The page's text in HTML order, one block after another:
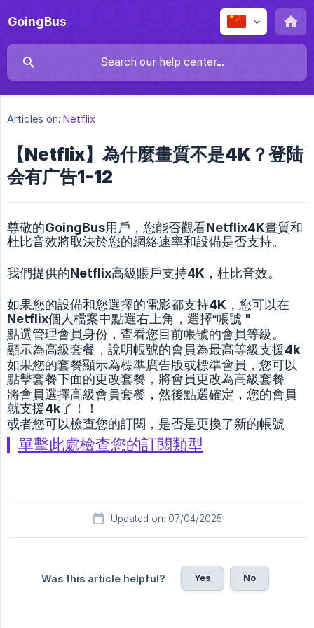
GoingBus
Articles on: Netflix
【Netflix】為什麼畫質不是4K？登陆
会有广告1-12
尊敬的GoingBus用戶，您能否觀看Netflix4K畫質和
杜比音效將取決於您的網絡速率和設備是否支持。
我們提供的Netflix高級賬戶支持4K，杜比音效。
如果您的設備和您選擇的電影都支持4K，您可以在
Netflix個人檔案中點選右上角，選擇“帳號 "
點選管理會員身份，查看您目前帳號的會員等級。
顯示為高級套餐，說明帳號的會員為最高等級支援4k
如果您的套餐顯示為標準廣告版或標準會員，您可以
點擊套餐下面的更改套餐，將會員更改為高級套餐
將會員選擇高級會員套餐，然後點選確定，您的會員
就支援4k了！！
或者您可以檢查您的訂閱，是否是更換了新的帳號
單擊此處檢查您的訂閱類型
Updated on: 07/04/2025
Was this article helpful? Yes No